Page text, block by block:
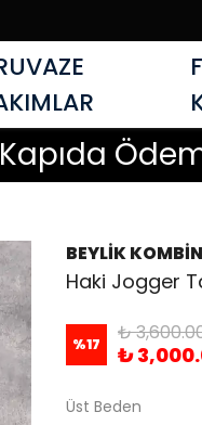
BEYLİK KOMBİN
Haki Jogger
%17 ₺
₺
Üst Beden